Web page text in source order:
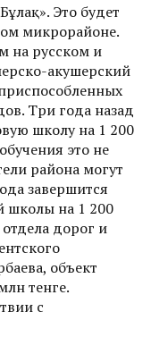
Это будет
микрорайоне.
на русском и
акушерский
Три года назад
школу на 1 200
это не
района могут
завершится
школы на 1 200
дорог и
объект
тенге.
с